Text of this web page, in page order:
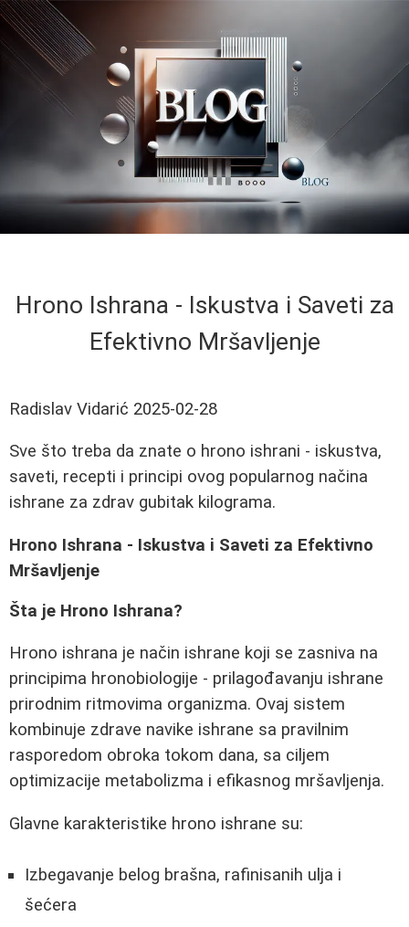
Hrono Ishrana - Iskustva i Saveti za
Efektivno Mršavljenje
Radislav Vidarić 2025-02-28
Sve što treba da znate o hrono ishrani - iskustva,
saveti, recepti i principi ovog popularnog načina
ishrane za zdrav gubitak kilograma.
Hrono Ishrana - Iskustva i Saveti za Efektivno
Mršavljenje
Šta je Hrono Ishrana?
Hrono ishrana je način ishrane koji se zasniva na
principima hronobiologije - prilagođavanju ishrane
prirodnim ritmovima organizma. Ovaj sistem
kombinuje zdrave navike ishrane sa pravilnim
rasporedom obroka tokom dana, sa ciljem
optimizacije metabolizma i efikasnog mršavljenja.
Glavne karakteristike hrono ishrane su:
Izbegavanje belog brašna, rafinisanih ulja i
šećera